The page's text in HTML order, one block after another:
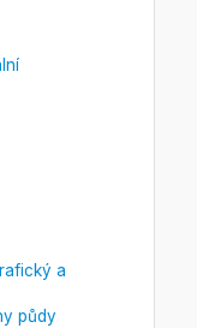
a
půdy